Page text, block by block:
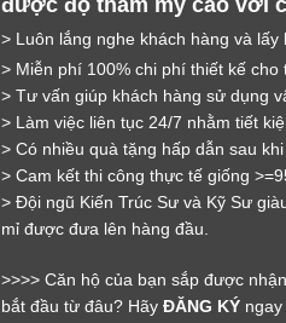
được độ thẩm mỹ cao với
> Luôn lắng nghe khách hàng và
> Miễn phí 100% chi phí thiết kế cho
> Tư vấn giúp khách hàng sử dụng
> Làm việc liên tục 24/7 nhằm tiết
> Có nhiều quà tặng hấp dẫn sau
> Cam kết thi công thực tế giống
> Đội ngũ Kiến Trúc Sư và Kỹ Sư
mỉ được đưa lên hàng đầu.
>>>> Căn hộ của bạn sắp được
bắt đầu từ đâu? Hãy ĐĂNG KÝ